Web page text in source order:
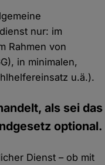
nur: im
Rahmen von
in minimalen,
u.ä.).
als sei das
optional.
Dienst – ob mit